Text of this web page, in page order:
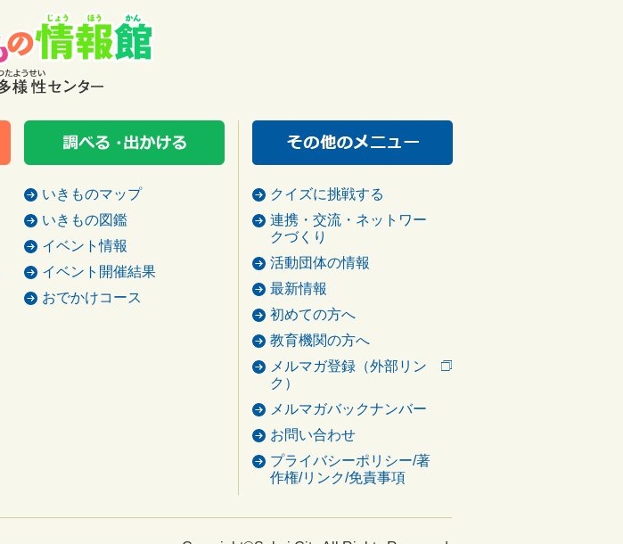
いきものマップ
いきもの図鑑
イベント情報
イベント開催結果
おでかけコース
クイズに挑戦する
連携・交流・ネットワー
クづくり
活動団体の情報
最新情報
初めての方へ
教育機関の方へ
メルマガ登録（外部リン
ク）
メルマガバックナンバー
お問い合わせ
プライバシーポリシー/著
作権/リンク/免責事項